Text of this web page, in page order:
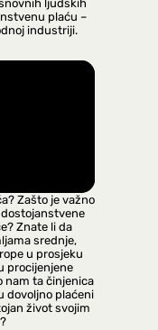
ljudskih
plaću –
industriji.
Zašto je važno
Znate li da
srednje,
u prosjeku
procijenjene
nam ta činjenica
dovoljno plaćeni
život svojim